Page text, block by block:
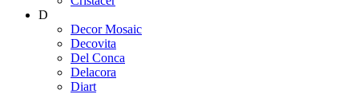
D
Decor Mosaic
Decovita
Del Conca
Delacora
Diart